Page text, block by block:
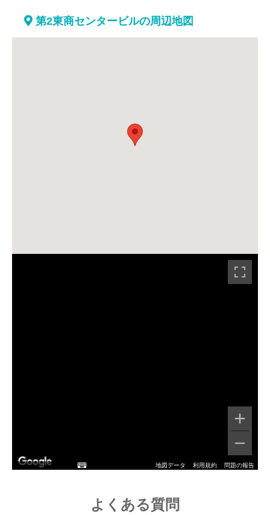
第2東商センタービルの周辺地図
地図データ 利用規約 問題の報告
よくある質問